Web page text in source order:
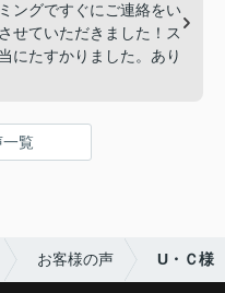
ングですぐにご連絡をい
せていただきました！ス
にたすかりました。あり
一覧
お客様の声 U・Ｃ様